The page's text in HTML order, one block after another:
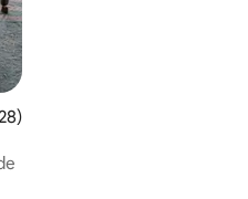
promedio: 4.95 de 5; 128